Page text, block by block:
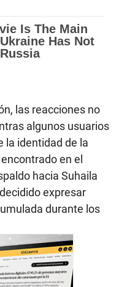
las reacciones no
algunos usuarios
la identidad de la
en el
hacia Suhaila
expresar
durante los